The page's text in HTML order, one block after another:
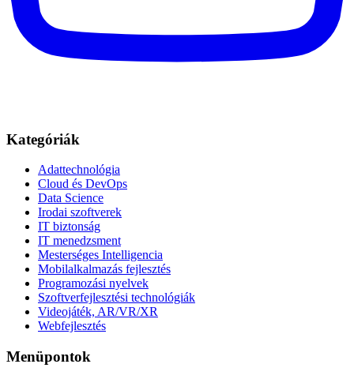
Kategóriák
Adattechnológia
Cloud és DevOps
Data Science
Irodai szoftverek
IT biztonság
IT menedzsment
Mesterséges Intelligencia
Mobilalkalmazás fejlesztés
Programozási nyelvek
Szoftverfejlesztési technológiák
Videojáték, AR/VR/XR
Webfejlesztés
Menüpontok